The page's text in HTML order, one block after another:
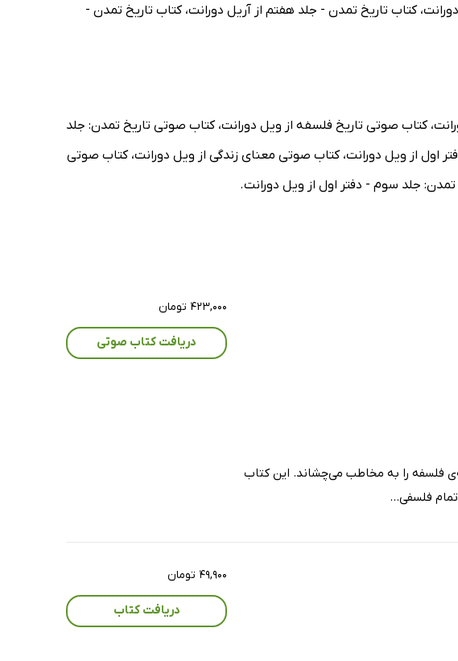
کتاب تاریخ تمدن - جلد هفتم از آریل دورانت، کتاب تاریخ تمدن -
کتاب صوتی تاریخ فلسفه از ویل دورانت، کتاب صوتی تاریخ تمدن: جلد
اول از ویل دورانت، کتاب صوتی معنای زندگی از ویل دورانت، کتاب صوتی
جلد سوم - دفتر اول از ویل دورانت.
فلسفه را به مخاطب می‌چشاند. این کتاب
فلسفی...
۴۲۳,۰۰۰ تومان
دریافت کتاب صوتی
۴۹,۹۰۰ تومان
دریافت کتاب